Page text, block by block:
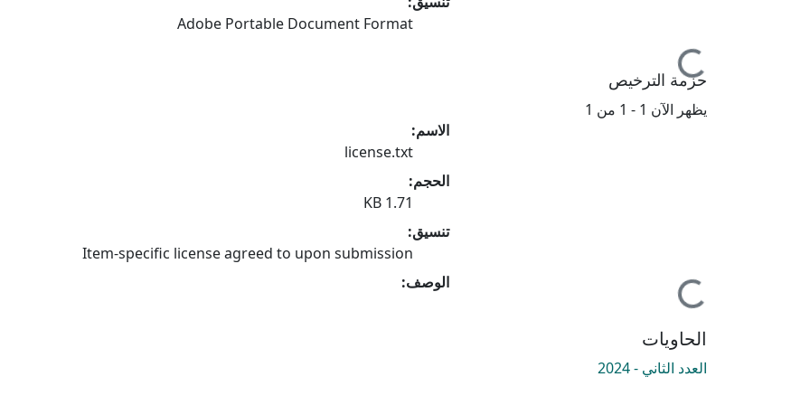
جاري التحميل...
Adobe Portable Document Format
حزمة الترخيص
يظهر الآن 1 - 1 من 1
جاري التحميل...
الاسم:
license.txt
الحجم:
1.71 KB
تنسيق:
Item-specific license agreed to upon submission
الوصف:
الحاويات
العدد الثاني - 2024